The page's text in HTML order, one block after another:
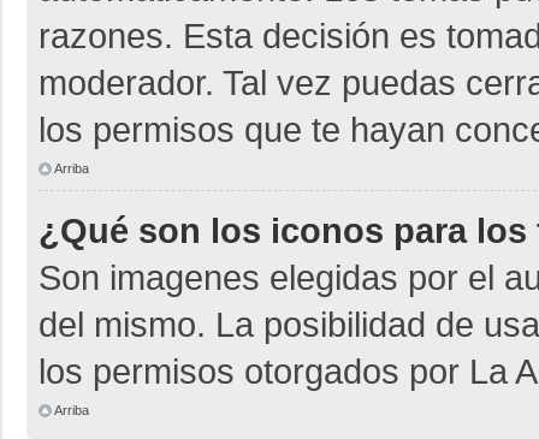
razones. Esta decisión es
moderador. Tal vez puedas
los permisos que te hayan
Arriba
¿Qué son los iconos para los
Son imagenes elegidas por el
del mismo. La posibilidad de
los permisos otorgados por La
Arriba